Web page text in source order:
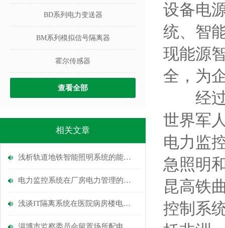
BD系列电力变送器
BM系列模拟信号隔离器
霍尔传感器
查看全部
相关文章
浅析轨道地铁智能照明系统的能耗分析及节能优化措施
电力监控系统在厂房电力管理的应用
浅谈IT隔离系统在医院病房楼电源中的应用
设备电
统、智
现能源
全，为
经过
世界军
电力监
急照明
昆高铁
控制系